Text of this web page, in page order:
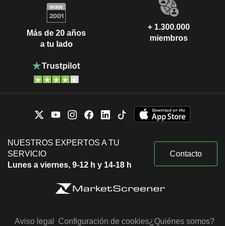
Más de 20 años
a tu lado
+ 1.300.000
miembros
NUESTROS EXPERTOS A TU
SERVICIO
Lunes a viernes, 9-12 h y 14-18 h
Contacto
Aviso legal Configuración de cookies¿Quiénes somos?